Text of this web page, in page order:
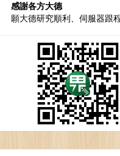
感謝各方大德
願大德研究順利、伺服器跟